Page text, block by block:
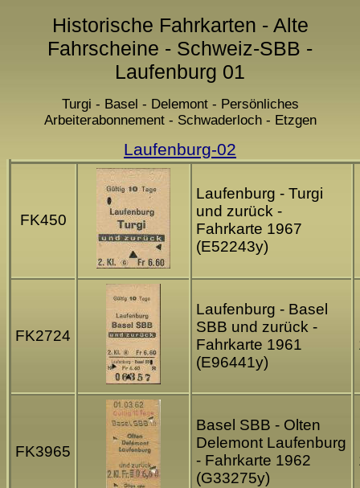
Historische Fahrkarten - Alte
Fahrscheine - Schweiz-SBB -
Laufenburg 01
Turgi - Basel - Delemont - Persönliches
Arbeiterabonnement - Schwaderloch - Etzgen
Laufenburg-02
FK450
Laufenburg - Turgi
und zurück -
Fahrkarte 1967
(E52243y)
FK2724
Laufenburg - Basel
SBB und zurück -
Fahrkarte 1961
(E96441y)
FK3965
Basel SBB - Olten
Delemont Laufenburg
- Fahrkarte 1962
(G33275y)